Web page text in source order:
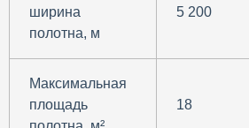
ширина
полотна, м
5 200
Максимальная
площадь
18